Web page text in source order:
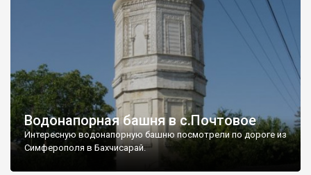
Водонапорная башня в с.Почтовое
Интересную водонапорную башню посмотрели по дороге из
Симферополя в Бахчисарай.